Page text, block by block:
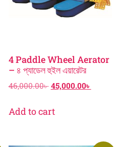
4 Paddle Wheel Aerator
– ৪ প্যাডেল হুইল এয়ারেটর
46,000.00৳ 45,000.00৳
Add to cart